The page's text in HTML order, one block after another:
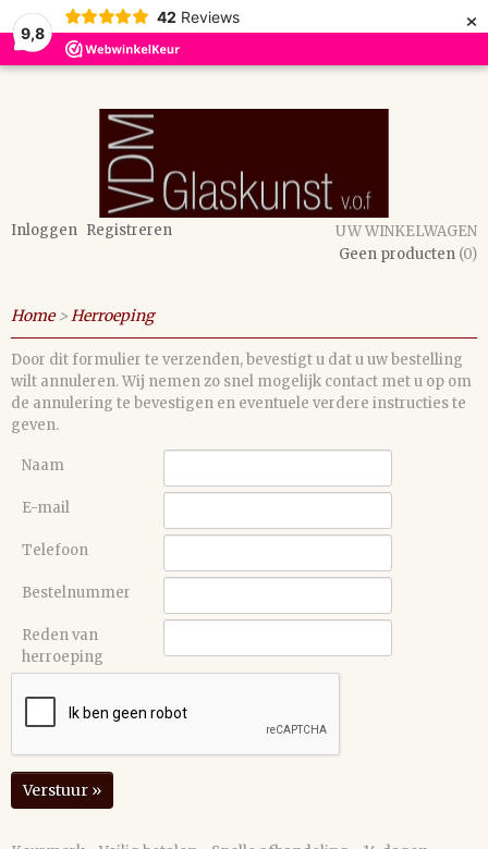
9,8
42 Reviews ×
Inloggen Registreren
UW WINKELWAGEN
Geen producten (0)
Home>Herroeping
Door dit formulier te verzenden, bevestigt u dat u uw bestelling
wilt annuleren. Wij nemen zo snel mogelijk contact met u op om
de annulering te bevestigen en eventuele verdere instructies te
geven.
Naam
E-mail
Telefoon
Bestelnummer
Reden van
herroeping
Verstuur »